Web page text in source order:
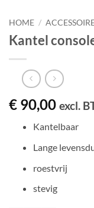
HOME /
Kantel
€ 90,00 excl.
Kantelbaar
Lange
roestvrij
stevig